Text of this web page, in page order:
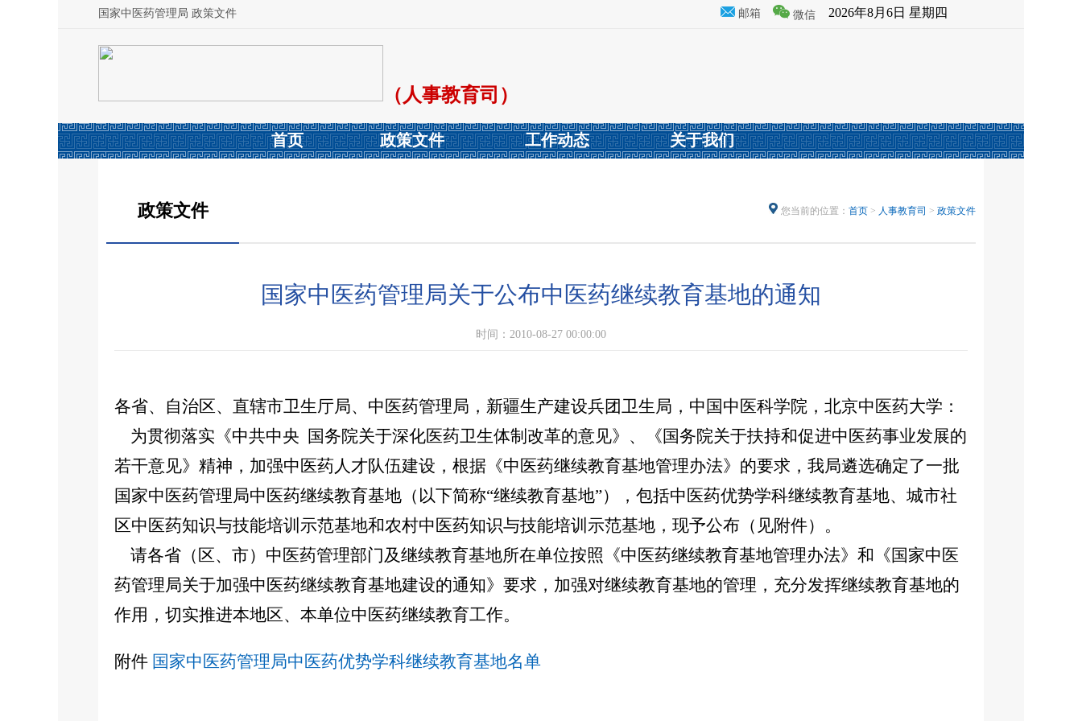
国家中医药管理局 政策文件 邮箱 微信 2026年8月6日 星期四
（人事教育司）
首页 政策文件 工作动态 关于我们
政策文件 您当前的位置： 首页 > 人事教育司 > 政策文件
国家中医药管理局关于公布中医药继续教育基地的通知
时间：2010-08-27 00:00:00
各省、自治区、直辖市卫生厅局、中医药管理局，新疆生产建设兵团卫生局，中国中医科学院，北京中医药大学：
为贯彻落实《中共中央 国务院关于深化医药卫生体制改革的意见》、《国务院关于扶持和促进中医药事业发展的
若干意见》精神，加强中医药人才队伍建设，根据《中医药继续教育基地管理办法》的要求，我局遴选确定了一批
国家中医药管理局中医药继续教育基地（以下简称“继续教育基地”），包括中医药优势学科继续教育基地、城市社
区中医药知识与技能培训示范基地和农村中医药知识与技能培训示范基地，现予公布（见附件）。
请各省（区、市）中医药管理部门及继续教育基地所在单位按照《中医药继续教育基地管理办法》和《国家中医
药管理局关于加强中医药继续教育基地建设的通知》要求，加强对继续教育基地的管理，充分发挥继续教育基地的
作用，切实推进本地区、本单位中医药继续教育工作。
附件 国家中医药管理局中医药优势学科继续教育基地名单